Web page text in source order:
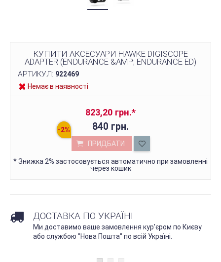
КУПИТИ АКСЕСУАРИ HAWKE DIGISCOPE
ADAPTER (ENDURANCE &AMP; ENDURANCE ED)
АРТИКУЛ: 922469
Немає в наявності
823,20 грн.*
840 грн.
ПРИДБАТИ
*Знижка 2% застосовується автоматично при замовленні
через кошик
ДОСТАВКА ПО УКРАЇНІ
Ми доставимо ваше замовлення кур'єром по Києву
або службою "Нова Пошта" по всій Україні.